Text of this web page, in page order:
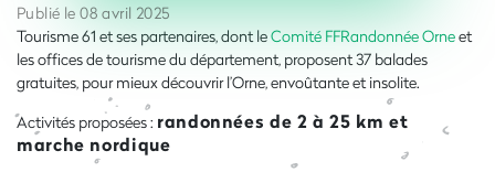
Publié le 08 avril 2025
Tourisme 61 et ses partenaires, dont leComité FFRandonnée Orneet
les offices de tourisme du département, proposent 37 balades
gratuites, pour mieux découvrir l’Orne, envoûtante et insolite.
Activités proposées : randonnées de 2 à 25 km et
marche nordique